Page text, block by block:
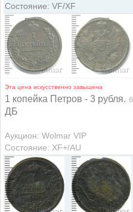
Состояние: VF/XF
Эта цена искусственно завышена
1 копейка Петров - 3 рубля.
ДБ
Аукцион: Wolmar VIP
Состояние: XF+/AU